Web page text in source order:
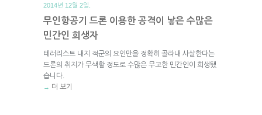
2014년 12월 2일.
무인항공기 드론 이용한 공격이 낳은 수많은
민간인 희생자
테러리스트 내지 적군의 요인만을 정확히 골라내 사살한다는
드론의 취지가 무색할 정도로 수많은 무고한 민간인이 희생됐
습니다.
→ 더 보기